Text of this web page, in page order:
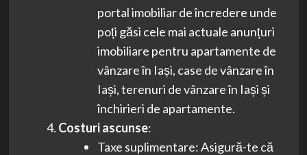
portal imobiliar de încredere unde
poți găsi cele mai actuale anunțuri
imobiliare pentru apartamente de
vânzare în Iași, case de vânzare în
Iași, terenuri de vânzare în Iași și
închirieri de apartamente.
Costuri ascunse:
Taxe suplimentare: Asigură-te că